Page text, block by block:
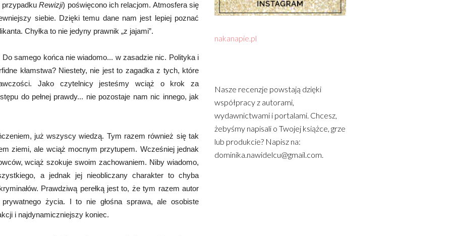
przypadkuRewizji) poświęcono ich relacjom. Atmosfera się
siebie. Dzięki temu dane nam jest lepiej poznać
Chyłka to nie jedyny prawnik „z jajami”.
samego końca nie wiadomo... w zasadzie nic. Polityka i
kłamstwa? Niestety, nie jest to zagadka z tych, które
Jako czytelnicy jesteśmy wciąż o krok za
do pełnej prawdy... nie pozostaje nam nic innego, jak
już wszyscy wiedzą. Tym razem również się tak
ziemi, ale wciąż mocnym przytupem. Wcześniej jednak
wciąż szokuje swoim zachowaniem. Niby wiadomo,
a jednak jej nieobliczany charakter to chyba
Prawdziwą perełką jest to, że tym razem autor
życia. I to nie głośna sprawa, ale osobiste
i najdynamiczniejszy koniec.
nakanapie.pl
Nasze recenzje powstają dzięki
współpracy z autorami,
wydawnictwami i portalami. Chcesz,
żebyśmy napisali o Twojej książce, grze
lub produkcie? Napisz na:
dominika.nawidelcu@gmail.com.